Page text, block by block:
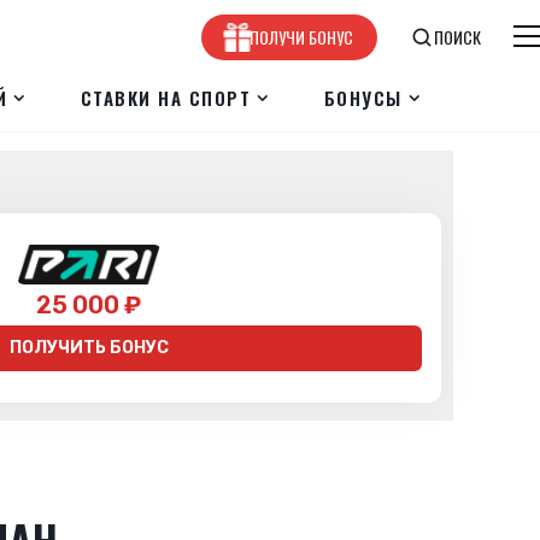
ПОЛУЧИ БОНУС ПОИСК
СТАВКИ НА СПОРТ БОНУСЫ
25 000 ₽
ПОЛУЧИТЬ БОНУС